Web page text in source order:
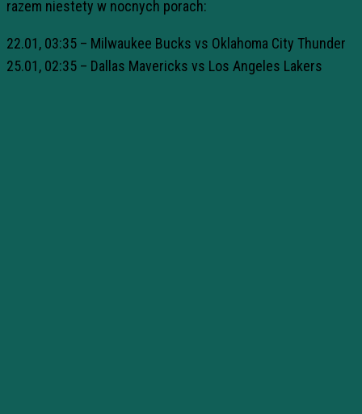
razem niestety w nocnych porach:
22.01, 03:35 – Milwaukee Bucks vs Oklahoma City Thunder
25.01, 02:35 – Dallas Mavericks vs Los Angeles Lakers